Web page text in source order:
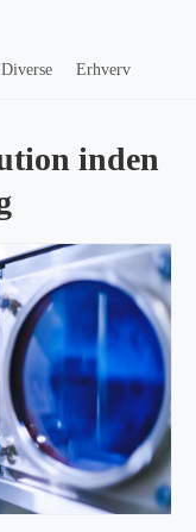
Diverse Erhverv
inden